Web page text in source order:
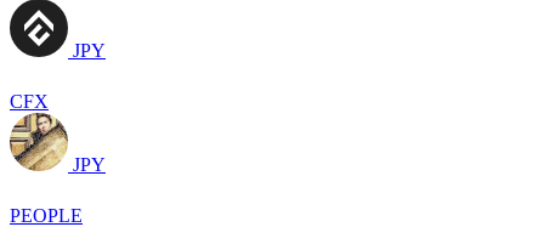
JPY
CFX
JPY
PEOPLE